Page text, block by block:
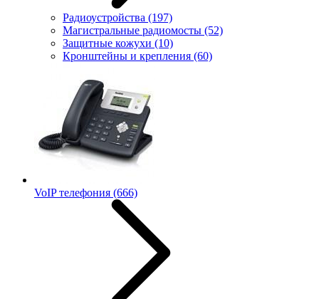
Радиоустройства (197)
Магистральные радиомосты (52)
Защитные кожухи (10)
Кронштейны и крепления (60)
VoIP телефония (666)